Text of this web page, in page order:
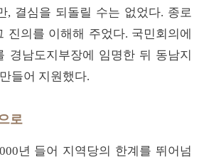
, 결심을 되돌릴 수는 없었다. 종로
진의를 이해해 주었다. 국민회의에
경남도지부장에 임명한 뒤 동남지
들어 지원했다.
로
년 들어 지역당의 한계를 뛰어넘